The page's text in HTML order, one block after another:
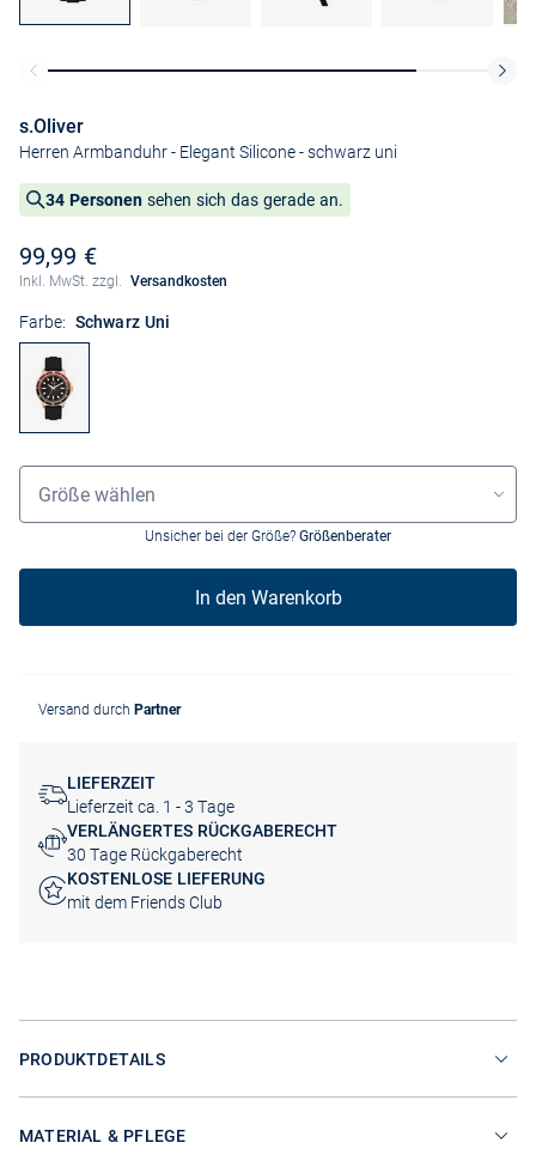
s.Oliver
Herren Armbanduhr - Elegant Silicone- schwarz uni
34 Personen sehen sich das gerade an.
99,99 €
Inkl. MwSt. zzgl. Versandkosten
Farbe: Schwarz Uni
Grössenauswahl
Größe wählen
Unsicher bei der Größe? Größenberater
In den Warenkorb
Versand durch Partner
LIEFERZEIT
Lieferzeit ca. 1 - 3 Tage
VERLÄNGERTES RÜCKGABERECHT
30 Tage Rückgaberecht
KOSTENLOSE LIEFERUNG
mit dem Friends Club
PRODUKTDETAILS
MATERIAL & PFLEGE